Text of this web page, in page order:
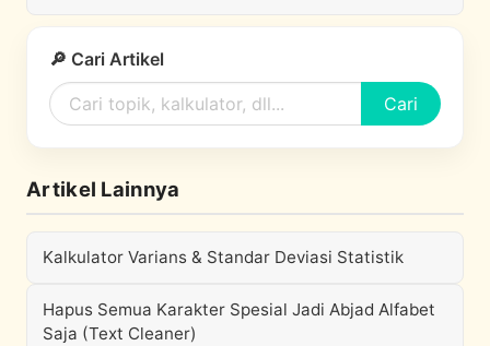
🔎 Cari Artikel
Cari
Artikel Lainnya
Kalkulator Varians & Standar Deviasi Statistik
Hapus Semua Karakter Spesial Jadi Abjad Alfabet
Saja (Text Cleaner)